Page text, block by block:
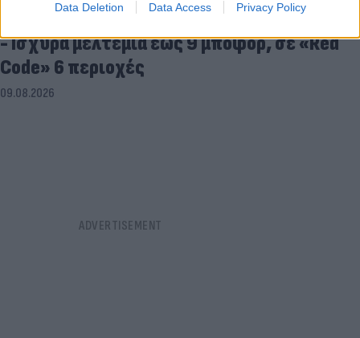
Data Deletion Data Access Privacy Policy
Καιρός: Επιμένουν οι υψηλές θερμοκρασίες
- Ισχυρά μελτέμια έως 9 μποφόρ, σε «Red
Code» 6 περιοχές
09.08.2026